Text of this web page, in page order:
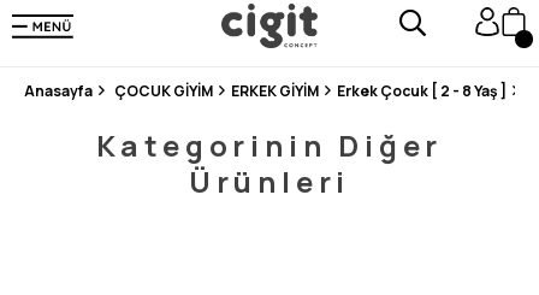
250.000'DEN FAZLA DEĞERLENDİRMEDE 5 ÜZERİNDEN 4.8 PUAN ALDI ⭐⭐⭐⭐⭐
3 MİLYONDAN FAZLA MUTLU MÜŞTERİ ❤️ 10 MİLYON ÜRÜN
Anasayfa ÇOCUK GİYİM ERKEK GİYİM Erkek Çocuk [ 2 - 8 Yaş ]
Kategorinin Diğer
Ürünleri